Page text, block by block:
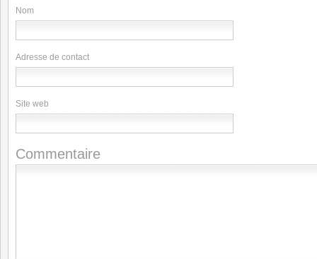
Nom
Adresse de contact
Site web
Commentaire